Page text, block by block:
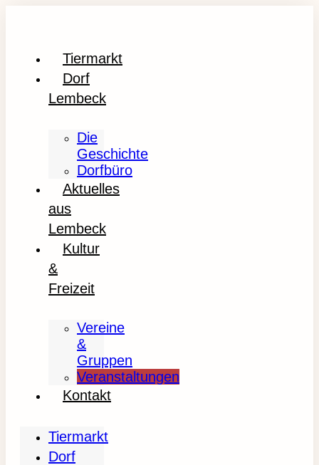
Tiermarkt
Dorf
Lembeck
Die
Geschichte
Dorfbüro
Aktuelles
aus
Lembeck
Kultur
&
Freizeit
Vereine
&
Gruppen
Veranstaltungen
Kontakt
Tiermarkt
Dorf